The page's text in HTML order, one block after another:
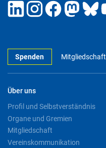
Spenden Mitgliedschaft
Über uns
Profil und Selbstverständnis
Organe und Gremien
Mitgliedschaft
Vereinskommunikation